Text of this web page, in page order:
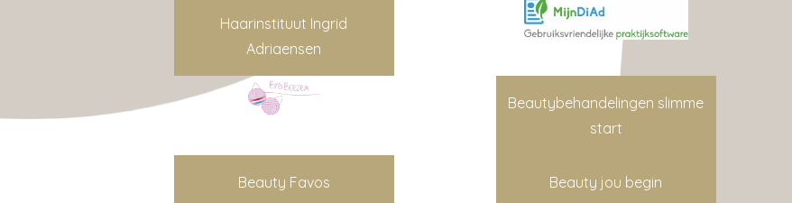
Haarinstituut Ingrid
Adriaensen
Beautybehandelingen slimme
start
Beauty Favos Beauty jou begin